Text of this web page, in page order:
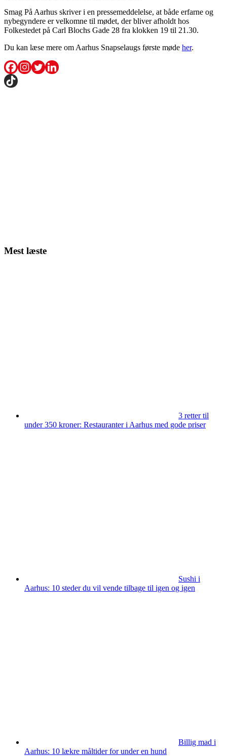
Smag På Aarhus skriver i en pressemeddelelse, at både erfarne og
nybegyndere er velkomne til mødet, der bliver afholdt hos
Folkestedet på Carl Blochs Gade 28 fra klokken 19 til 21.30.
Du kan læse mere om Aarhus Snapselaugs første møde her.
Mest læste
3 retter til
under 350 kroner: Restauranter i Aarhus med gode priser
Sushi i
Aarhus: 10 steder du vil vende tilbage til igen og igen
Billig mad i
Aarhus: 10 lækre måltider for under en hund